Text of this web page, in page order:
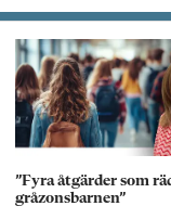
”Fyra åtgärder som
gråzonsbarnen”